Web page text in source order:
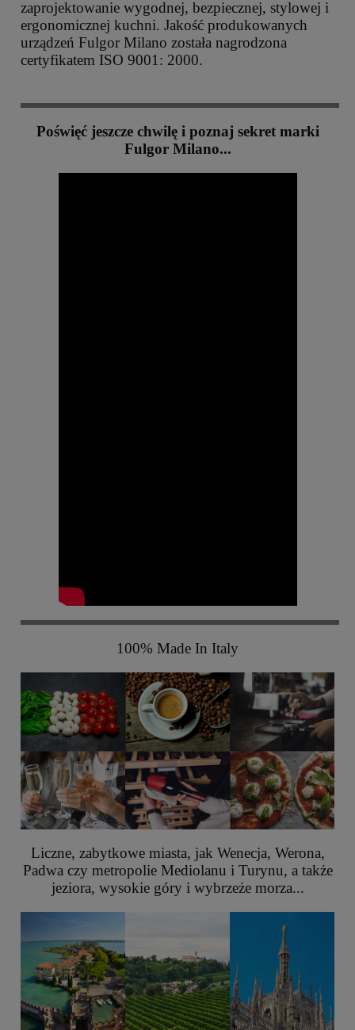
zaprojektowanie wygodnej, bezpiecznej, stylowej i
ergonomicznej kuchni. Jakość produkowanych
urządzeń Fulgor Milano została nagrodzona
certyfikatem ISO 9001: 2000.
Poświęć jeszcze chwilę i poznaj sekret marki
Fulgor Milano...
100% Made In Italy
Liczne, zabytkowe miasta, jak Wenecja, Werona,
Padwa czy metropolie Mediolanu i Turynu, a także
jeziora, wysokie góry i wybrzeże morza...